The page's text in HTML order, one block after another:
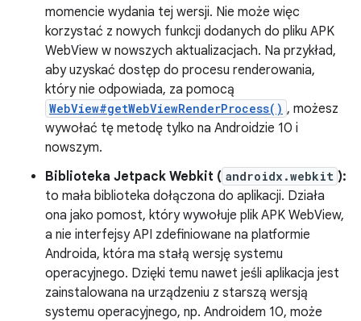
momencie wydania tej wersji. Nie może więc
korzystać z nowych funkcji dodanych do pliku APK
WebView w nowszych aktualizacjach. Na przykład,
aby uzyskać dostęp do procesu renderowania,
który nie odpowiada, za pomocą
WebView#getWebViewRenderProcess() , możesz
wywołać tę metodę tylko na Androidzie 10 i
nowszym.
Biblioteka Jetpack Webkit ( androidx.webkit ):
to mała biblioteka dołączona do aplikacji. Działa
ona jako pomost, który wywołuje plik APK WebView,
a nie interfejsy API zdefiniowane na platformie
Androida, która ma stałą wersję systemu
operacyjnego. Dzięki temu nawet jeśli aplikacja jest
zainstalowana na urządzeniu z starszą wersją
systemu operacyjnego, np. Androidem 10, może